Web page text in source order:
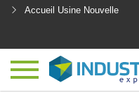
Accueil Usine Nouvelle